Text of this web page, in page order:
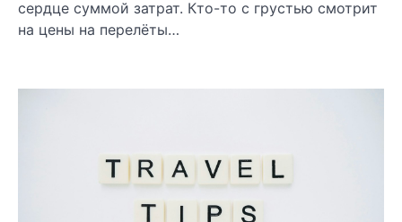
сердце суммой затрат. Кто-то с грустью смотрит
на цены на перелёты…